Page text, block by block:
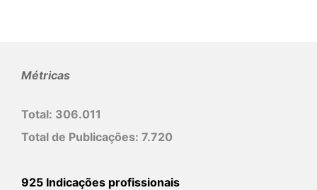
Métricas
Total: 306.011
Total de Publicações: 7.720
925 Indicações profissionais